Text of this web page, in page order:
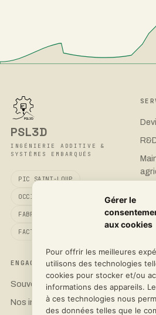
Gérer le
aux cookies
Pour offrir les meilleures
utilisons des technologies
cookies pour stocker et/ou
informations des appareils.
à ces technologies nous
des données telles que le
PSL3D
INGÉNIERIE ADDITIVE &
SYSTÈMES EMBARQUÉS
PIC SAINT-LOUP
OCCITANIE
FABRIQUÉ EN FRANCE
FACTURATION CHORUS PRO
ENGAGEMENT
Souveraineté 3D
Nos imprimantes